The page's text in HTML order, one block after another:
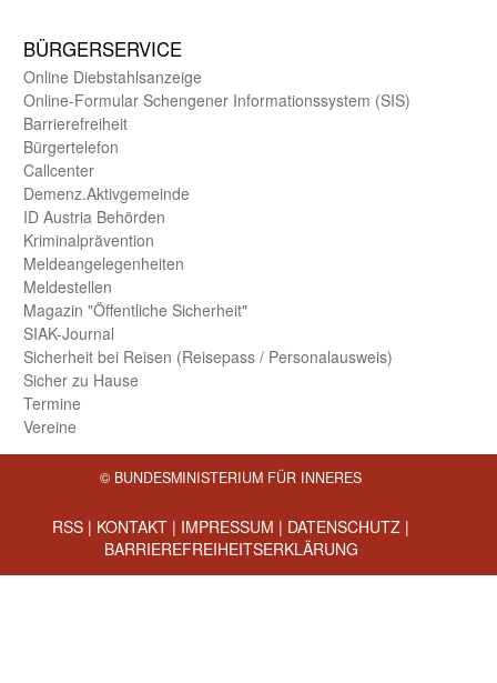
BÜRGER­SERVICE
Online Diebstahls­anzeige
Online-Formular Schengener Informationssystem (SIS)
Barriere­freiheit
Bürger­telefon
Call­center
Demenz.Aktiv­gemeinde
ID Austria Behörden
Kriminal­prävention
Melde­an­ge­le­gen­heiten
Meld­estellen
Magazin "Öffentliche Sicherheit"
SIAK-Journal
Sicherheit bei Reisen (Reise­pass / Personal­ausweis)
Sicher zu Hause
Termine
Vereine
© BUNDESMINISTERIUM FÜR INNERES
RSS | KONTAKT | IMPRESSUM | DATENSCHUTZ |
BARRIEREFREIHEITSERKLÄRUNG